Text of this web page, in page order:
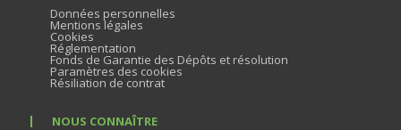
Données personnelles
Mentions légales
Cookies
Réglementation
Fonds de Garantie des Dépôts et résolution
Paramètres des cookies
Résiliation de contrat
NOUS CONNAÎTRE